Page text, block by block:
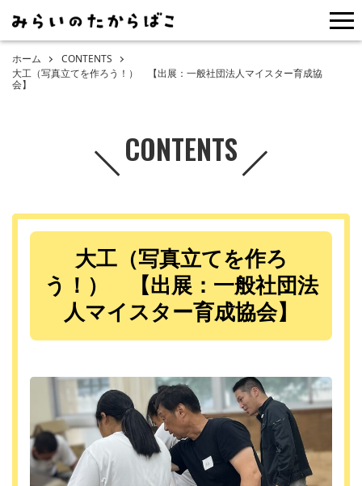
ホーム
CONTENTS
大工（写真立てを作ろう！） 【出展：一般社団法人マイスター育成協
会】
CONTENTS
大工（写真立てを作ろ
う！） 【出展：一般社団法
人マイスター育成協会】